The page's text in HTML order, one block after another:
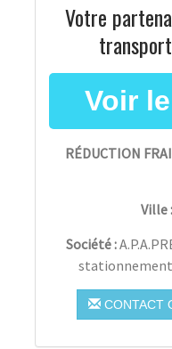
Votre
RÉDUCTION
Ville :
Société :
stationnement
CONTACT